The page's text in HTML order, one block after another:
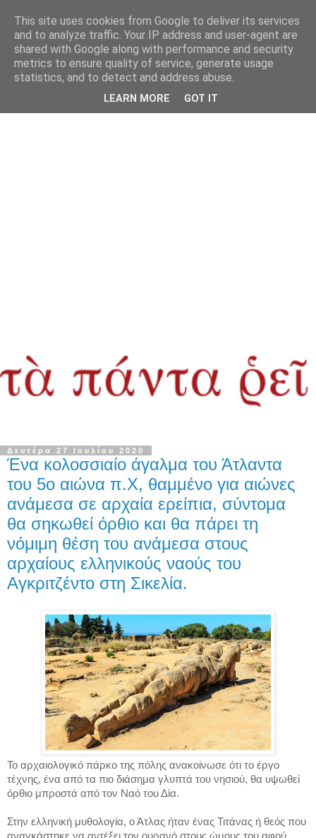
Δευτέρα 27 Ιουλίου 2020
Ένα κολοσσιαίο άγαλμα του Άτλαντα
του 5ο αιώνα π.Χ, θαμμένο για αιώνες
ανάμεσα σε αρχαία ερείπια, σύντομα
θα σηκωθεί όρθιο και θα πάρει τη
νόμιμη θέση του ανάμεσα στους
αρχαίους ελληνικούς ναούς του
Αγκριτζέντο στη Σικελία.
Το αρχαιολογικό πάρκο της πόλης ανακοίνωσε ότι το έργο
τέχνης, ένα από τα πιο διάσημα γλυπτά του νησιού, θα υψωθεί
όρθιο μπροστά από τον Ναό του Δία.
Στην ελληνική μυθολογία, ο Άτλας ήταν ένας Τιτάνας ή θεός που
αναγκάστηκε να αντέξει τον ουρανό στους ώμους του αφού
This site uses cookies from Google to deliver its services
and to analyze traffic. Your IP address and user-agent are
shared with Google along with performance and security
metrics to ensure quality of service, generate usage
statistics, and to detect and address abuse.
LEARN MORE GOT IT